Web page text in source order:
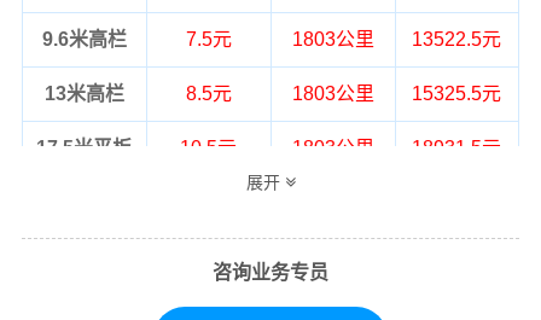
9.6米高栏 7.5元 1803公里 13522.5元
13米高栏 8.5元 1803公里 15325.5元
17.5米平板 10.5元 1803公里 18931.5元
考，不作为最终成交价格，望知晓！
展开
咨询业务专员